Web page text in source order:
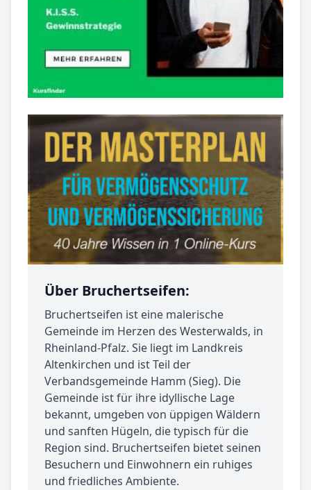
Über Bruchertseifen:
Bruchertseifen ist eine malerische
Gemeinde im Herzen des Westerwalds, in
Rheinland-Pfalz. Sie liegt im Landkreis
Altenkirchen und ist Teil der
Verbandsgemeinde Hamm (Sieg). Die
Gemeinde ist für ihre idyllische Lage
bekannt, umgeben von üppigen Wäldern
und sanften Hügeln, die typisch für die
Region sind. Bruchertseifen bietet seinen
Besuchern und Einwohnern ein ruhiges
und friedliches Ambiente.